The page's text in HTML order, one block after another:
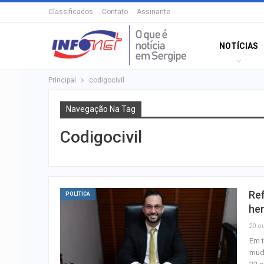
Classificados Contato Assinante
NOTÍCIAS
Principal codigocivil
Navegação Na Tag
Codigocivil
POLÍTICA
20
Em